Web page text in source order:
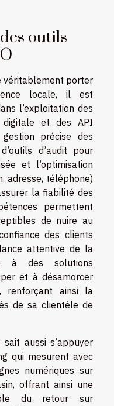
outils
véritablement porter
locale, il est
l’exploitation des
digitale et des API
précise des
d’audit pour
et l’optimisation
adresse, téléphone)
la fiabilité des
permettent
de nuire au
des clients
attentive de la
à des solutions
et à désamorcer
renforçant ainsi la
de sa clientèle de
aussi s’appuyer
qui mesurent avec
numériques sur
offrant ainsi une
du retour sur